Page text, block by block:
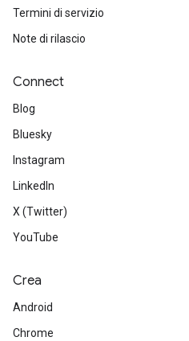
Termini di servizio
Note di rilascio
Connect
Blog
Bluesky
Instagram
LinkedIn
X (Twitter)
YouTube
Crea
Android
Chrome